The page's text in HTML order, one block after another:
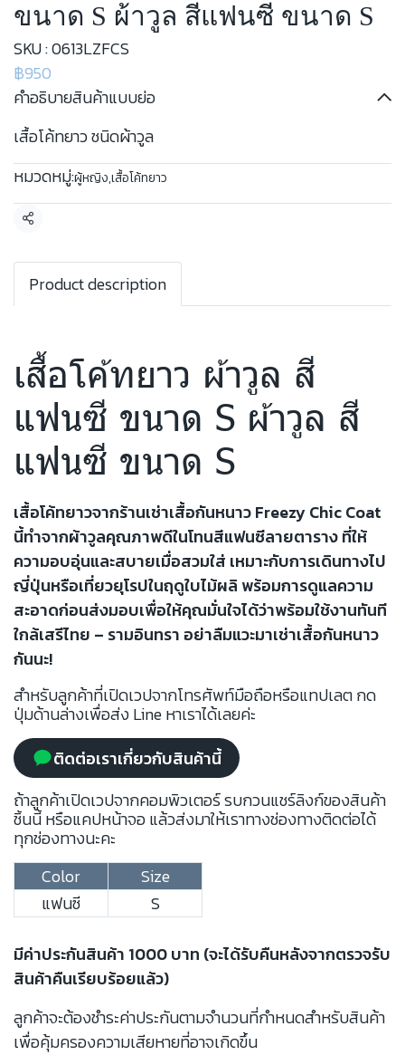
ขนาด S ผ้าวูล สีแฟนซี ขนาด S
SKU : 0613LZFCS
฿950
คำอธิบายสินค้าแบบย่อ
เสื้อโค้ทยาว ชนิดผ้าวูล
หมวดหมู่:ผู้หญิง,เสื้อโค้ทยาว
แชร์
Product description
เสื้อโค้ทยาว ผ้าวูล สี
แฟนซี ขนาด S ผ้าวูล สี
แฟนซี ขนาด S
เสื้อโค้ทยาวจากร้านเช่าเสื้อกันหนาว Freezy Chic Coat
นี้ทำจากผ้าวูลคุณภาพดีในโทนสีแฟนซีลายตาราง ที่ให้
ความอบอุ่นและสบายเมื่อสวมใส่ เหมาะกับการเดินทางไป
ญี่ปุ่นหรือเที่ยวยุโรปในฤดูใบไม้ผลิ พร้อมการดูแลความ
สะอาดก่อนส่งมอบเพื่อให้คุณมั่นใจได้ว่าพร้อมใช้งานทันที
ใกล้เสรีไทย – รามอินทรา อย่าลืมแวะมาเช่าเสื้อกันหนาว
กันนะ!
สำหรับลูกค้าที่เปิดเวปจากโทรศัพท์มือถือหรือแทปเลต กด
ปุ่มด้านล่างเพื่อส่ง Line หาเราได้เลยค่ะ
ติดต่อเราเกี่ยวกับสินค้านี้
ถ้าลูกค้าเปิดเวปจากคอมพิวเตอร์ รบกวนแชร์ลิงก์ของสินค้า
ชิ้นนี้ หรือแคปหน้าจอ แล้วส่งมาให้เราทางช่องทางติดต่อได้
ทุกช่องทางนะคะ
Color
Size
แฟนซี
S
มีค่าประกันสินค้า 1000 บาท (จะได้รับคืนหลังจากตรวจรับ
สินค้าคืนเรียบร้อยแล้ว)
ลูกค้าจะต้องชำระค่าประกันตามจำนวนที่กำหนดสำหรับสินค้า
เพื่อคุ้มครองความเสียหายที่อาจเกิดขึ้น